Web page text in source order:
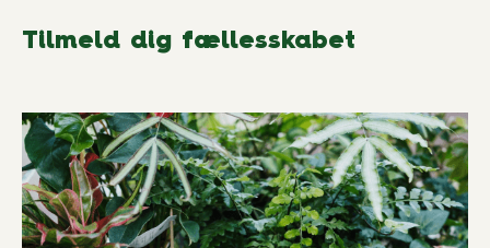
Tilmeld dig fællesskabet